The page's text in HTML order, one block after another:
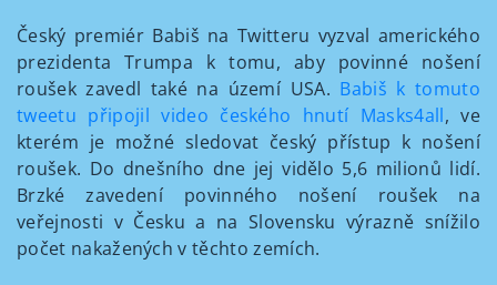
Český premiér Babiš na Twitteru vyzval amerického
prezidenta Trumpa k tomu, aby povinné nošení
roušek zavedl také na území USA. Babiš k tomuto
tweetu připojil video českého hnutí Masks4all, ve
kterém je možné sledovat český přístup k nošení
roušek. Do dnešního dne jej vidělo 5,6 milionů lidí.
Brzké zavedení povinného nošení roušek na
veřejnosti v Česku a na Slovensku výrazně snížilo
počet nakažených v těchto zemích.